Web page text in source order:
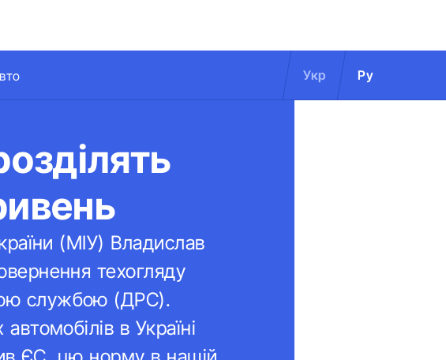
Укр Ру
(МІУ) Владислав
техогляду
службою (ДРС).
в Україні